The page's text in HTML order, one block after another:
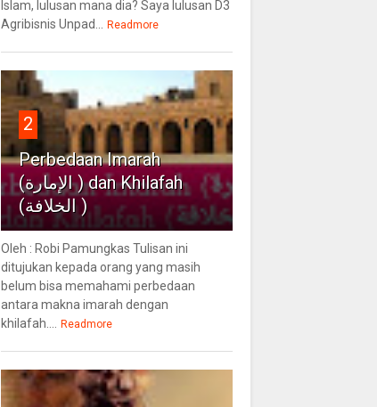
Islam, lulusan mana dia? Saya lulusan D3
Agribisnis Unpad...
Readmore
2
Perbedaan Imarah
(الإمارة ) dan Khilafah
(الخلافة )
Oleh : Robi Pamungkas Tulisan ini
ditujukan kepada orang yang masih
belum bisa memahami perbedaan
antara makna imarah dengan
khilafah....
Readmore